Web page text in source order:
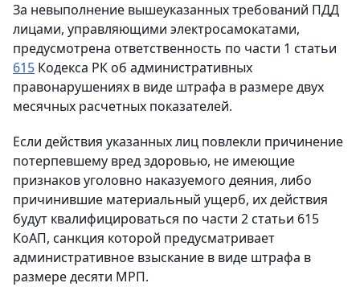
За невыполнение вышеуказанных требований ПДД
лицами, управляющими электросамокатами,
предусмотрена ответственность по части 1 статьи
615 Кодекса РК об административных
правонарушениях в виде штрафа в размере двух
месячных расчетных показателей.
Если действия указанных лиц повлекли причинение
потерпевшему вред здоровью, не имеющие
признаков уголовно наказуемого деяния, либо
причинившие материальный ущерб, их действия
будут квалифицироваться по части 2 статьи 615
КоАП, санкция которой предусматривает
административное взыскание в виде штрафа в
размере десяти МРП.